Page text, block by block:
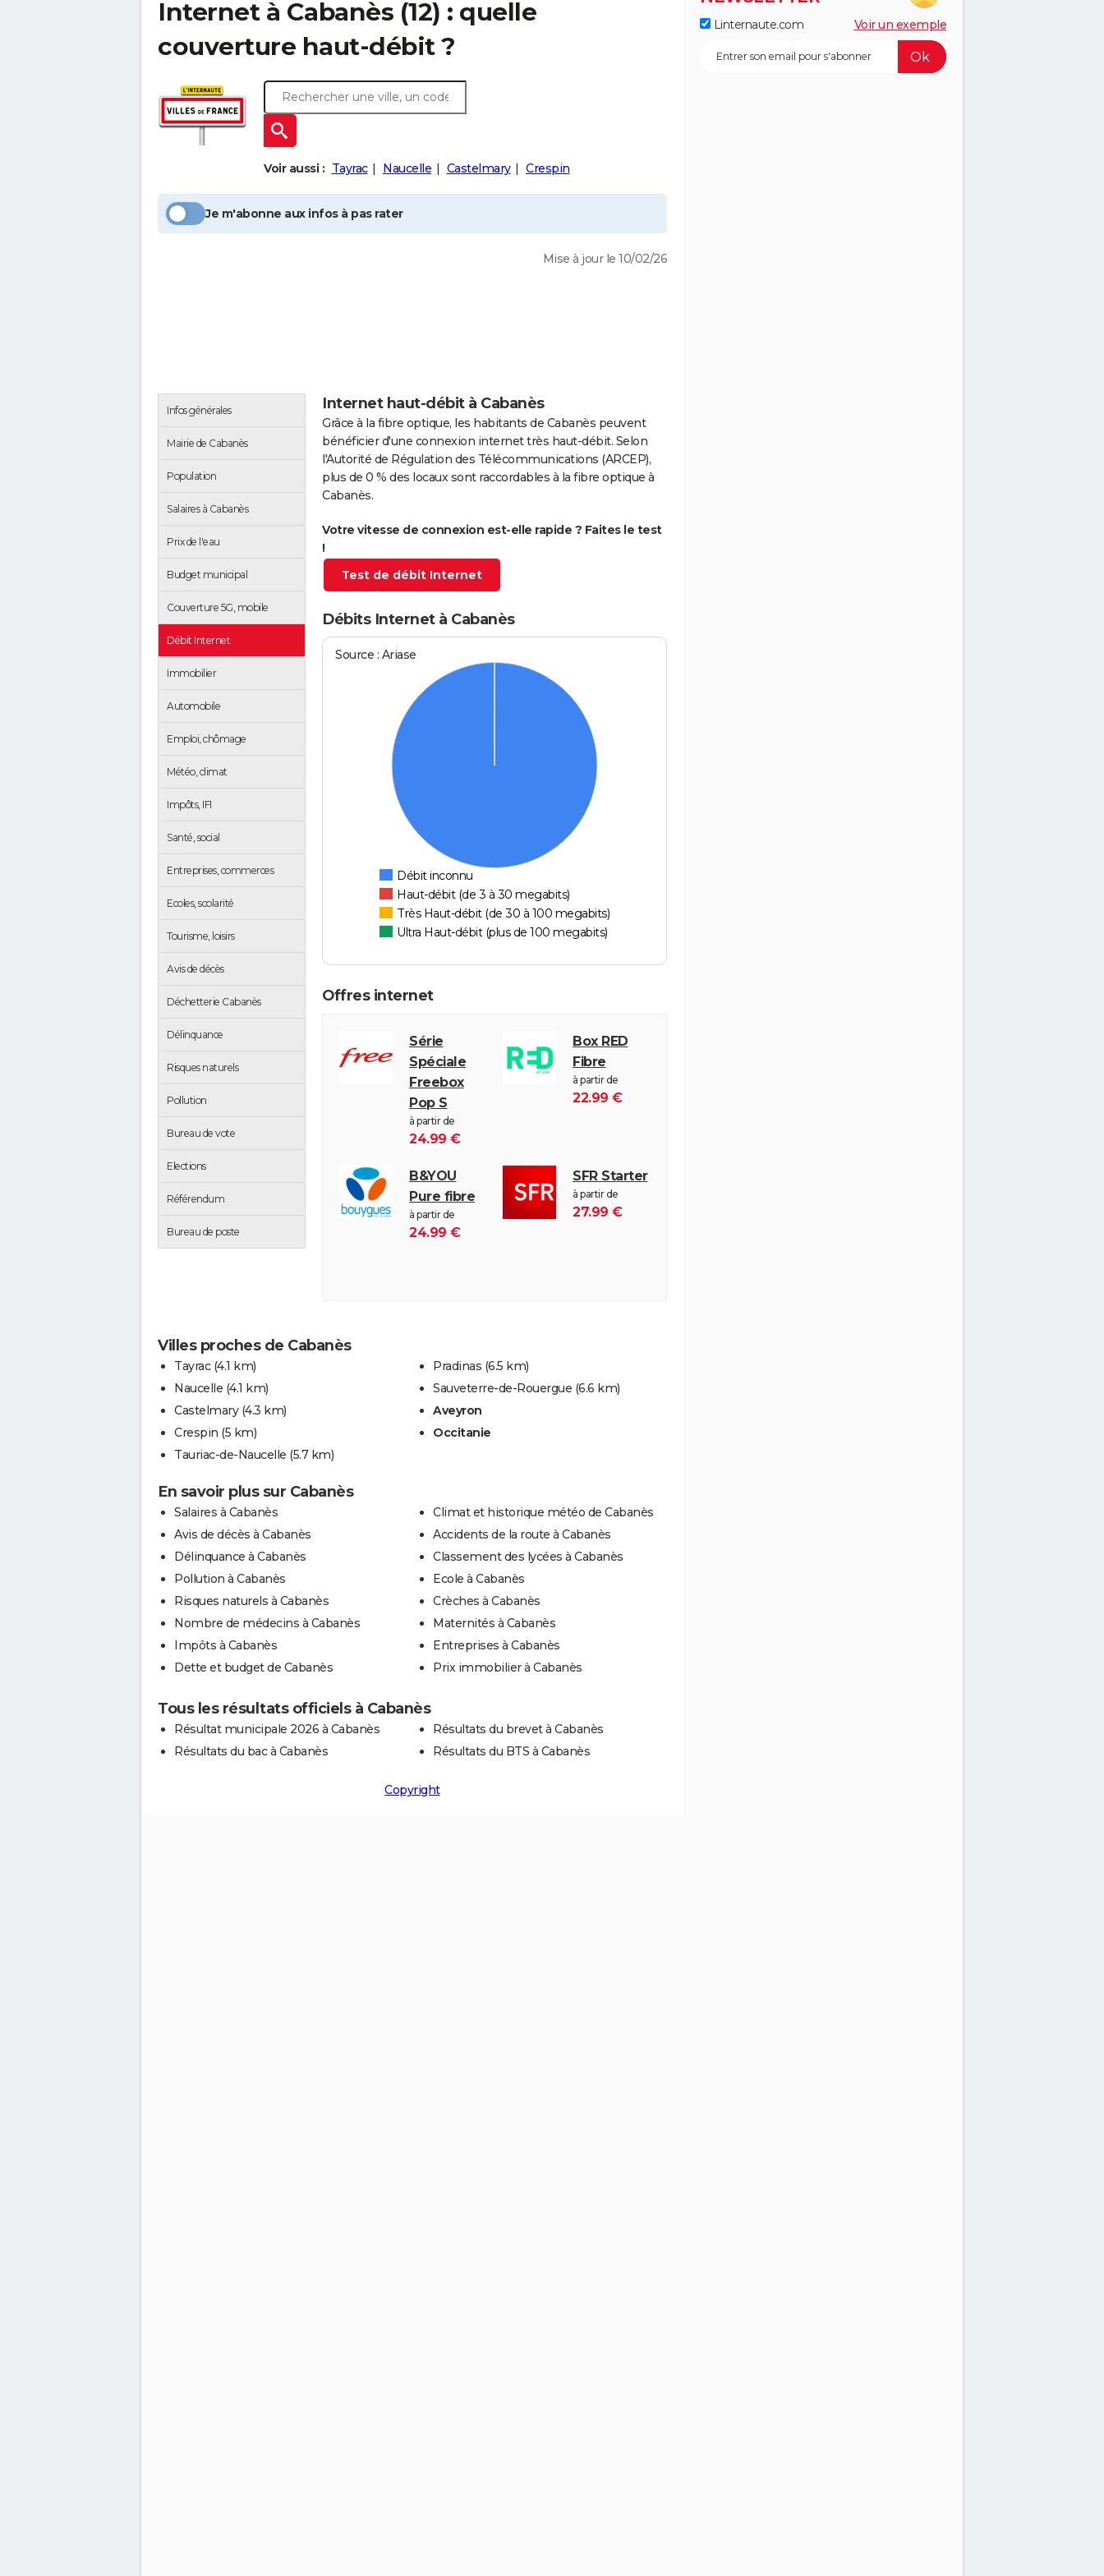
Internet à Cabanès (12) : quelle
couverture haut-débit ?
Voir aussi : Tayrac Naucelle Castelmary Crespin
Je m'abonne aux infos à pas rater
Mise à jour le 10/02/26
Infos générales
Mairie de Cabanès
Population
Salaires à Cabanès
Prix de l'eau
Budget municipal
Couverture 5G, mobile
Débit Internet
Immobilier
Automobile
Emploi, chômage
Météo, climat
Impôts, IFI
Santé, social
Entreprises, commerces
Ecoles, scolarité
Tourisme, loisirs
Avis de décès
Déchetterie Cabanès
Délinquance
Risques naturels
Pollution
Bureau de vote
Elections
Référendum
Bureau de poste
Internet haut-débit à Cabanès
Grâce à la fibre optique, les habitants de Cabanès peuvent
bénéficier d'une connexion internet très haut-débit. Selon
l'Autorité de Régulation des Télécommunications (ARCEP),
plus de 0 % des locaux sont raccordables à la fibre optique à
Cabanès.
Votre vitesse de connexion est-elle rapide ? Faites le test
!
Test de débit Internet
Débits Internet à Cabanès
Source : Ariase
Débit inconnu
Haut-débit (de 3 à 30 megabits)
Très Haut-débit (de 30 à 100 megabits)
Ultra Haut-débit (plus de 100 megabits)
Offres internet
Série
Spéciale
Freebox
Pop S
à partir de
24.99 €
Box RED
Fibre
à partir de
22.99 €
B&YOU
Pure fibre
à partir de
24.99 €
SFR Starter
à partir de
27.99 €
Villes proches de Cabanès
Tayrac (4.1 km)
Naucelle (4.1 km)
Castelmary (4.3 km)
Crespin (5 km)
Tauriac-de-Naucelle (5.7 km)
Pradinas (6.5 km)
Sauveterre-de-Rouergue (6.6 km)
Aveyron
Occitanie
En savoir plus sur Cabanès
Salaires à Cabanès
Avis de décès à Cabanès
Délinquance à Cabanès
Pollution à Cabanès
Risques naturels à Cabanès
Nombre de médecins à Cabanès
Impôts à Cabanès
Dette et budget de Cabanès
Climat et historique météo de Cabanès
Accidents de la route à Cabanès
Classement des lycées à Cabanès
Ecole à Cabanès
Crèches à Cabanès
Maternités à Cabanès
Entreprises à Cabanès
Prix immobilier à Cabanès
Tous les résultats officiels à Cabanès
Résultat municipale 2026 à Cabanès
Résultats du bac à Cabanès
Résultats du brevet à Cabanès
Résultats du BTS à Cabanès
Copyright
Linternaute.com Voir un exemple